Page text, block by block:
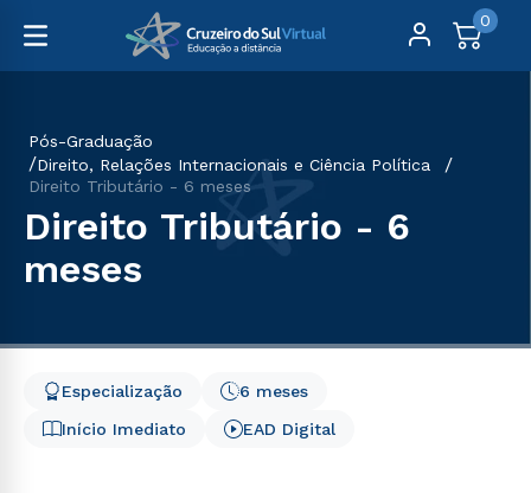
0
Pós-Graduação
Direito, Relações Internacionais e Ciência Política
Direito Tributário - 6 meses
Direito Tributário - 6
meses
Início Imediato
6 meses
Especialização
EAD Digital